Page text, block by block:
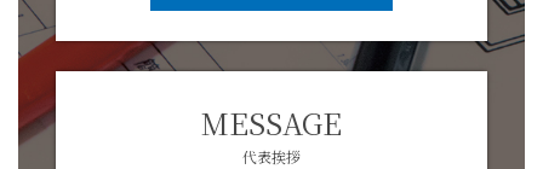
MESSAGE
代表挨拶